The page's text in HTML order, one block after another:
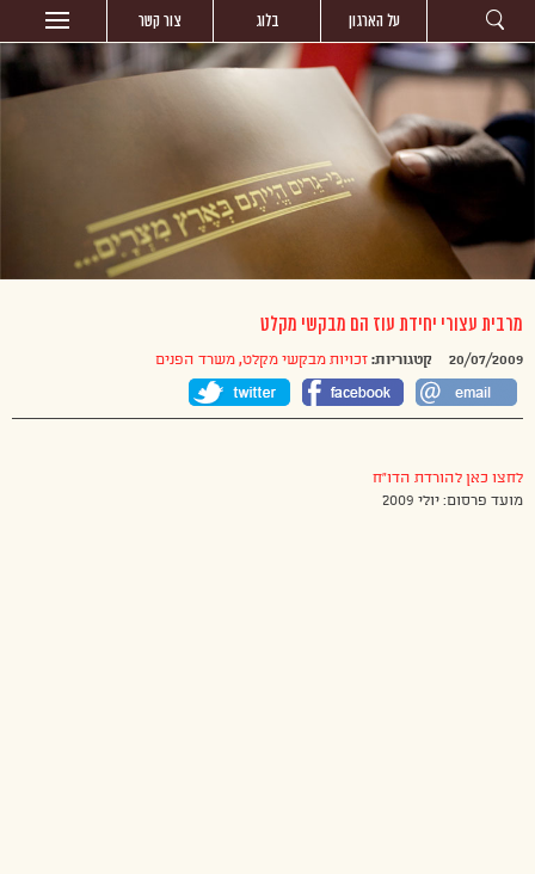
על הארגון בלוג צור קשר
מרבית עצורי יחידת עוז הם מבקשי מקלט
20/07/2009 קטגוריות: זכויות מבקשי מקלט, משרד הפנים
לחצו כאן להורדת הדו”ח
מועד פרסום: יולי 2009